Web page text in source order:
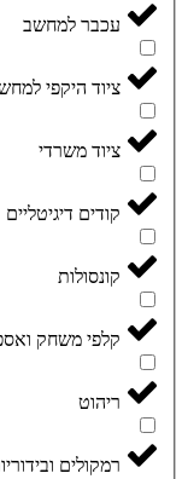
עכבר למחשב
ציוד היקפי למחשבים
ציוד משרדי
קודים דיגיטליים
קונסולות
קלפי משחק ואספנות
ריהוט
רמקולים ובידוריות